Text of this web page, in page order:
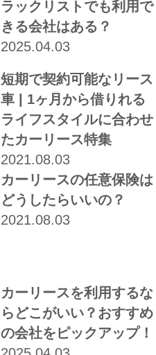
ラックリストでも利用で
きる会社はある？
2025.04.03
短期で契約可能なリース
車 | 1ヶ月から借りれる
ライフスタイルに合わせ
たカーリース特集
2021.08.03
カーリースの任意保険は
どうしたらいいの？
2021.08.03
カーリースを利用するな
らどこがいい？おすすめ
の会社をピックアップ！